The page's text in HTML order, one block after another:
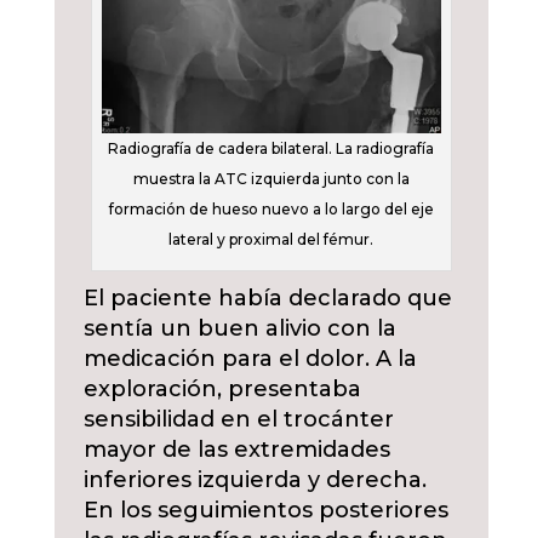
Radiografía de cadera bilateral. La radiografía
muestra la ATC izquierda junto con la
formación de hueso nuevo a lo largo del eje
lateral y proximal del fémur.
El paciente había declarado que
sentía un buen alivio con la
medicación para el dolor. A la
exploración, presentaba
sensibilidad en el trocánter
mayor de las extremidades
inferiores izquierda y derecha.
En los seguimientos posteriores